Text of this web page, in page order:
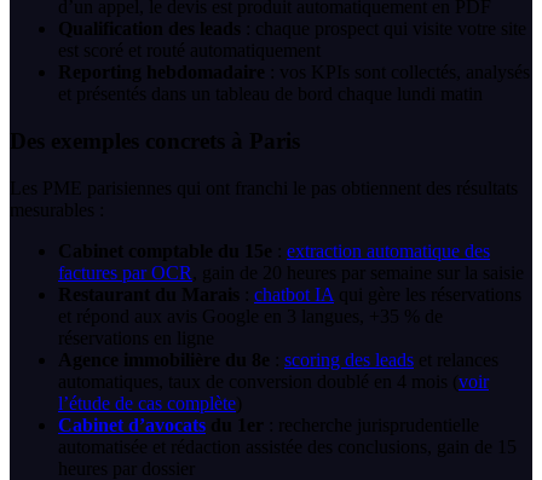
d’un appel, le devis est produit automatiquement en PDF
Qualification des leads : chaque prospect qui visite votre site
est scoré et routé automatiquement
Reporting hebdomadaire : vos KPIs sont collectés, analysés
et présentés dans un tableau de bord chaque lundi matin
Des exemples concrets à Paris
Les PME parisiennes qui ont franchi le pas obtiennent des résultats
mesurables :
Cabinet comptable du 15e
extraction automatique des
factures par OCR
, gain de 20 heures par semaine sur la saisie
Restaurant du Marais
chatbot IA qui gère les réservations
et répond aux avis Google en 3 langues, +35 % de
réservations en ligne
Agence immobilière du 8e
scoring des leads et relances
automatiques, taux de conversion doublé en 4 mois (voir
l’étude de cas complète)
Cabinet d’avocats du 1er
: recherche jurisprudentielle
automatisée et rédaction assistée des conclusions, gain de 15
heures par dossier